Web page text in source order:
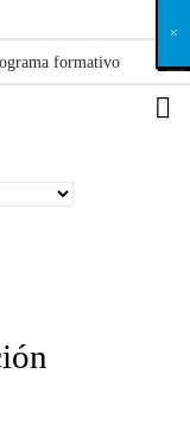
X
×
×
×
×
×
×
×
×
×
×
×
×
×
×
×
×
×
×
×
×
×
×
×
×
×
×
×
×
×
×
×
×
×
×
×
×
×
×
×
×
×
×
×
×
×
×
×
×
×
×
×
×
×
×
×
×
×
×
×
×
×
×
×
×
×
×
×
×
×
×
×
×
×
×
×
×
×
×
×
×
×
×
×
×
×
×
×
×
×
×
×
×
×
×
×
×
×
×
×
×
×
×
×
×
×
×
×
×
×
×
×
×
×
×
×
×
×
×
×
×
×
×
×
×
×
×
×
×
×
×
×
×
×
×
×
×
×
×
×
×
×
×
×
×
×
×
×
×
×
×
×
×
×
×
×
×
×
×
×
×
×
×
×
×
×
×
×
×
×
×
×
×
×
×
×
×
×
×
×
×
×
×
×
×
×
×
×
×
×
×
×
×
×
×
×
×
×
×
×
×
×
×
×
×
×
×
×
×
×
×
×
×
×
×
×
×